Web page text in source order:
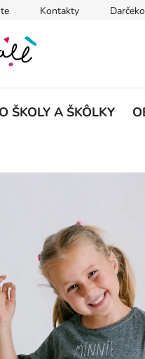
Kontakty
ŠKOLY A ŠKÔLKY